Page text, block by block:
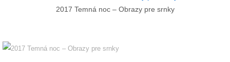
2017 Temná noc – Obrazy pre srnky